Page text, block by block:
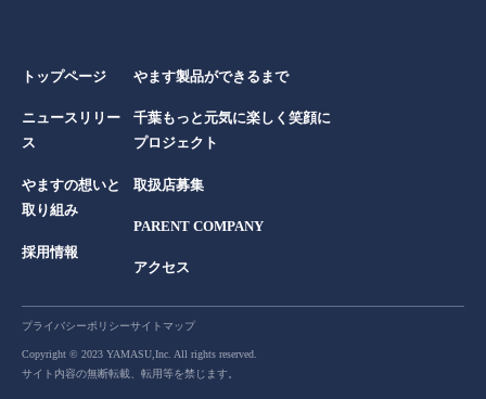
トップページ
ニュースリリー
ス
やますの想いと
取り組み
採用情報
やます製品ができるまで
千葉もっと元気に楽しく笑顔に
プロジェクト
取扱店募集
PARENT COMPANY
アクセス
プライバシーポリシーサイトマップ
Copyright © 2023 YAMASU,Inc. All rights reserved.
サイト内容の無断転載、転用等を禁じます。